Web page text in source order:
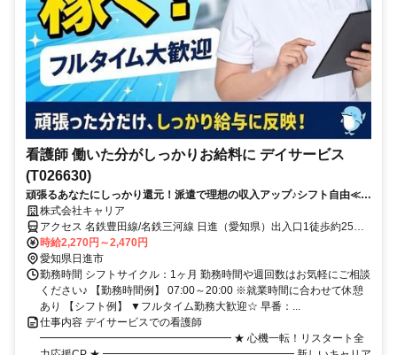
看護師 働いた分がしっかりお給料に デイサービス
(T026630)
頑張るあなたにしっかり還元！派遣で理想の収入アップ♪シフト自由≪愛
知県日進市周辺≫
株式会社キャリア
アクセス 名鉄豊田線/名鉄三河線 日進（愛知県）出入口1徒歩約25
分、名古屋市営鶴舞線 赤池（愛知県）2番口徒歩約31分、名鉄豊田
線/名鉄三河線 赤池（愛知県）2番口徒歩約31分
時給2,270円～2,470円
愛知県日進市
勤務時間 シフトサイクル：1ヶ月 勤務時間や週回数はお気軽にご相談
ください♪ 【勤務時間例】 07:00～20:00 ※就業時間に合わせて休憩
あり 【シフト例】 ▼フルタイム勤務大歓迎☆ 早番：...
仕事内容 デイサービスでの看護師
━━━━━━━━━━━━━━━━━━ ★ 心機一転！リスタート全